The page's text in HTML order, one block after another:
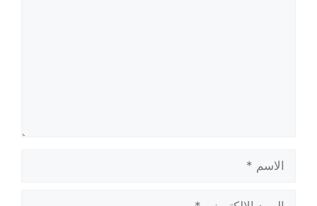
الاسم
البريد